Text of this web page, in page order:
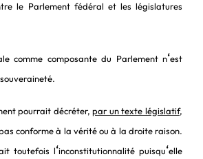
le Parlement fédéral et les législatures
comme composante du Parlement n‘est
pourrait décréter,par un texte législatif,
conforme à la vérité ou à la droite raison.
toutefois l‘inconstitutionnalité puisqu‘elle